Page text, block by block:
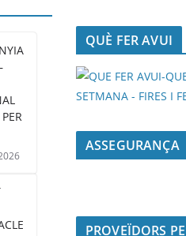
QUÈ FER AVUI
ASSEGURANÇA
PROVEÏDORS